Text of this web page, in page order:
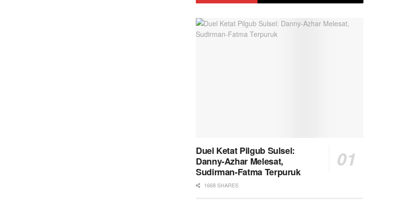
Duel Ketat Pilgub Sulsel:
Danny-Azhar Melesat,
Sudirman-Fatma Terpuruk
1668 SHARES